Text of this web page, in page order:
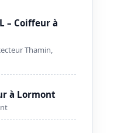
– Coiffeur à
Thamin,
à Lormont